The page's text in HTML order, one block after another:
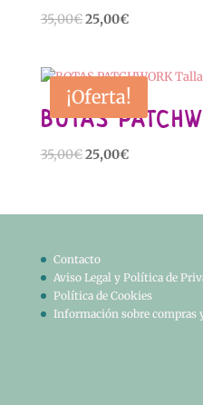
35,00€El
era:
35,00€.
25,00€El
es:
25,00€.
¡Oferta!
BOTAS
35,00€El
era:
25,00€El
es:
Contacto
Aviso Legal y Política de
Política de Cookies
Información sobre compras